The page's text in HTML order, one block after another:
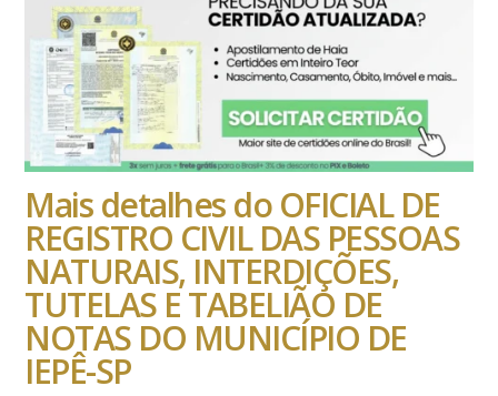
Mais detalhes do OFICIAL DE
REGISTRO CIVIL DAS PESSOAS
NATURAIS, INTERDIÇÕES,
TUTELAS E TABELIÃO DE
NOTAS DO MUNICÍPIO DE
IEPÊ-SP